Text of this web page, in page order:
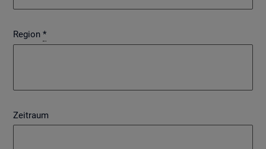
Region *
Zeitraum